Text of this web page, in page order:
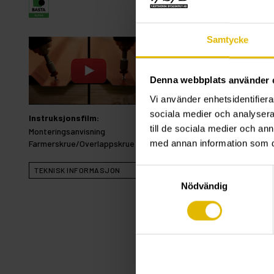
Samtycke
Denna webbplats använder
Vi använder
sociala medier och
till de sociala medier och
med annan information som
Nödvändig
Instruksjonsfilm:
Monteringsanvisning
Farmerskrue/Overlappskrue
TEKNISK INFORMASJON